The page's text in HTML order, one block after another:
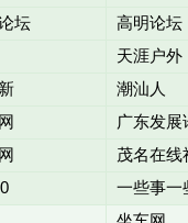
坛
高明论坛
天涯户外
潮汕人
广东发展
茂名在线
一些事一